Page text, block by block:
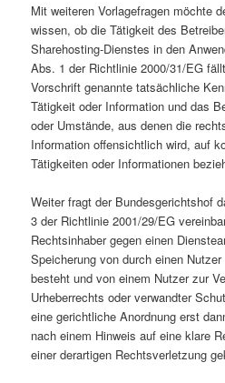
Mit weiteren Vorlagefragen möchte
wissen, ob die Tätigkeit des
Sharehosting-Dienstes in den
Abs. 1 der Richtlinie 2000/31/EG
Vorschrift genannte tatsächliche
Tätigkeit oder Information und das
oder Umstände, aus denen die
Information offensichtlich wird, auf
Tätigkeiten oder Informationen
Weiter fragt der Bundesgerichtshof
3 der Richtlinie 2001/29/EG
Rechtsinhaber gegen einen
Speicherung von durch einen
besteht und von einem Nutzer zur
Urheberrechts oder verwandter
eine gerichtliche Anordnung erst
nach einem Hinweis auf eine klare
einer derartigen Rechtsverletzung